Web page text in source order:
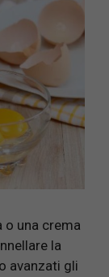
o una crema
la
avanzati gli